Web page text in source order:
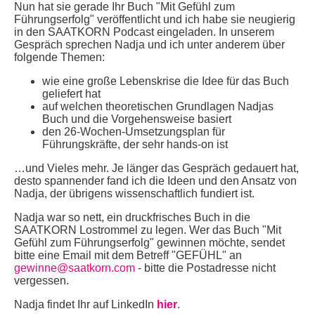
Nun hat sie gerade Ihr Buch "Mit Gefühl zum
Führungserfolg" veröffentlicht und ich habe sie neugierig
in den SAATKORN Podcast eingeladen. In unserem
Gespräch sprechen Nadja und ich unter anderem über
folgende Themen:
wie eine große Lebenskrise die Idee für das Buch
geliefert hat
auf welchen theoretischen Grundlagen Nadjas
Buch und die Vorgehensweise basiert
den 26-Wochen-Umsetzungsplan für
Führungskräfte, der sehr hands-on ist
…und Vieles mehr. Je länger das Gespräch gedauert hat,
desto spannender fand ich die Ideen und den Ansatz von
Nadja, der übrigens wissenschaftlich fundiert ist.
Nadja war so nett, ein druckfrisches Buch in die
SAATKORN Lostrommel zu legen. Wer das Buch "Mit
Gefühl zum Führungserfolg" gewinnen möchte, sendet
bitte eine Email mit dem Betreff "GEFÜHL" an
gewinne@saatkorn.com - bitte die Postadresse nicht
vergessen.
Nadja findet Ihr auf LinkedIn hier.